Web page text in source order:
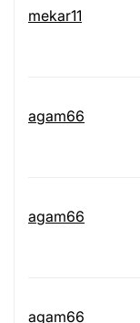
mekar11
agam66
agam66
agam66